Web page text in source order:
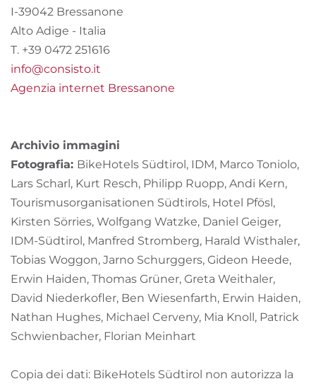
I-39042 Bressanone
Alto Adige - Italia
T. +39 0472 251616
info@consisto.it
Agenzia internet Bressanone
Archivio immagini
Fotografia: BikeHotels Südtirol, IDM, Marco Toniolo,
Lars Scharl, Kurt Resch, Philipp Ruopp, Andi Kern,
Tourismusorganisationen Südtirols, Hotel Pfösl,
Kirsten Sörries, Wolfgang Watzke, Daniel Geiger,
IDM-Südtirol, Manfred Stromberg, Harald Wisthaler,
Tobias Woggon, Jarno Schurggers, Gideon Heede,
Erwin Haiden, Thomas Grüner, Greta Weithaler,
David Niederkofler, Ben Wiesenfarth, Erwin Haiden,
Nathan Hughes, Michael Cerveny, Mia Knoll, Patrick
Schwienbacher, Florian Meinhart
Copia dei dati: BikeHotels Südtirol non autorizza la